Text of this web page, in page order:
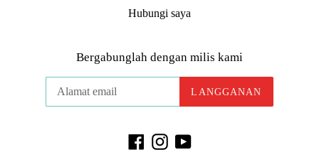
Hubungi saya
Bergabunglah dengan milis kami
LANGGANAN
FacebookInstagramYouTube